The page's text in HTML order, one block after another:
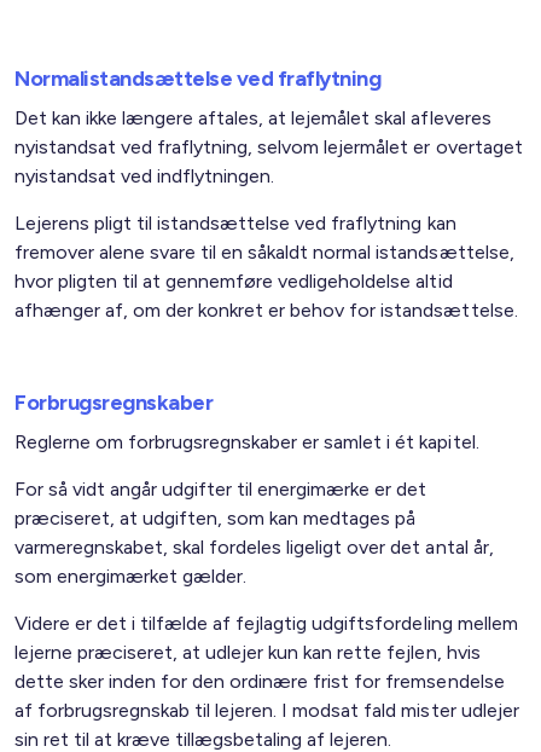
Normalistandsættelse ved fraflytning
Det kan ikke længere aftales, at lejemålet skal afleveres
nyistandsat ved fraflytning, selvom lejermålet er overtaget
nyistandsat ved indflytningen.
Lejerens pligt til istandsættelse ved fraflytning kan
fremover alene svare til en såkaldt normal istandsættelse,
hvor pligten til at gennemføre vedligeholdelse altid
afhænger af, om der konkret er behov for istandsættelse.
Forbrugsregnskaber
Reglerne om forbrugsregnskaber er samlet i ét kapitel.
For så vidt angår udgifter til energimærke er det
præciseret, at udgiften, som kan medtages på
varmeregnskabet, skal fordeles ligeligt over det antal år,
som energimærket gælder.
Videre er det i tilfælde af fejlagtig udgiftsfordeling mellem
lejerne præciseret, at udlejer kun kan rette fejlen, hvis
dette sker inden for den ordinære frist for fremsendelse
af forbrugsregnskab til lejeren. I modsat fald mister udlejer
sin ret til at kræve tillægsbetaling af lejeren.